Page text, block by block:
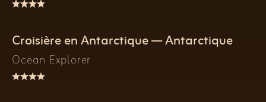
Croisière en Antarctique — Antarctique
Ocean Explorer